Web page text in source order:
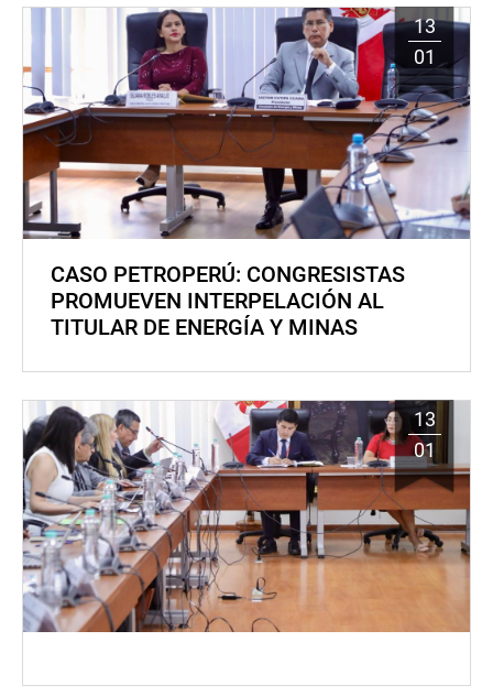
13
01
CASO PETROPERÚ: CONGRESISTAS
PROMUEVEN INTERPELACIÓN AL
TITULAR DE ENERGÍA Y MINAS
13
01